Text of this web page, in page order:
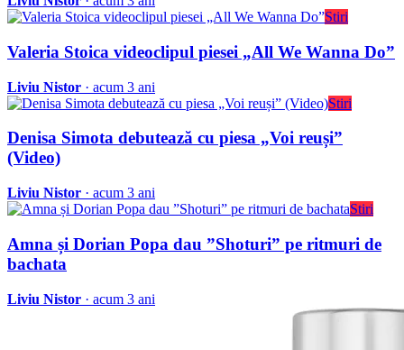
Stiri
Valeria Stoica videoclipul piesei „All We Wanna Do”
Liviu Nistor · acum 3 ani
Stiri
Denisa Simota debutează cu piesa „Voi reuși”
(Video)
Liviu Nistor · acum 3 ani
Stiri
Amna și Dorian Popa dau ”Shoturi” pe ritmuri de
bachata
Liviu Nistor · acum 3 ani